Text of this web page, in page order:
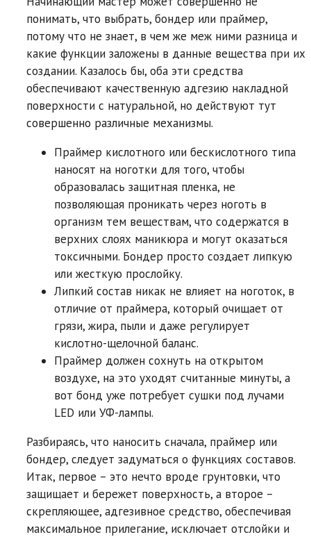
понимать, что выбрать, бондер или праймер,
потому что не знает, в чем же меж ними разница и
какие функции заложены в данные вещества при их
создании. Казалось бы, оба эти средства
обеспечивают качественную адгезию накладной
поверхности с натуральной, но действуют тут
совершенно различные механизмы.
Праймер кислотного или бескислотного типа
наносят на ноготки для того, чтобы
образовалась защитная пленка, не
позволяющая проникать через ноготь в
организм тем веществам, что содержатся в
верхних слоях маникюра и могут оказаться
токсичными. Бондер просто создает липкую
или жесткую прослойку.
Липкий состав никак не влияет на ноготок, в
отличие от праймера, который очищает от
грязи, жира, пыли и даже регулирует
кислотно-щелочной баланс.
Праймер должен сохнуть на открытом
воздухе, на это уходят считанные минуты, а
вот бонд уже потребует сушки под лучами
LED или УФ-лампы.
Разбираясь, что наносить сначала, праймер или
бондер, следует задуматься о функциях составов.
Итак, первое – это нечто вроде грунтовки, что
защищает и бережет поверхность, а второе –
скрепляющее, адгезивное средство, обеспечивая
максимальное прилегание, исключает отслойки и